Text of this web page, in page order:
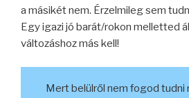
a másikét nem. Érzelmileg sem
Egy igazi jó barát/rokon melletted
változáshoz más kell!
Mert belülről nem fogod tudni